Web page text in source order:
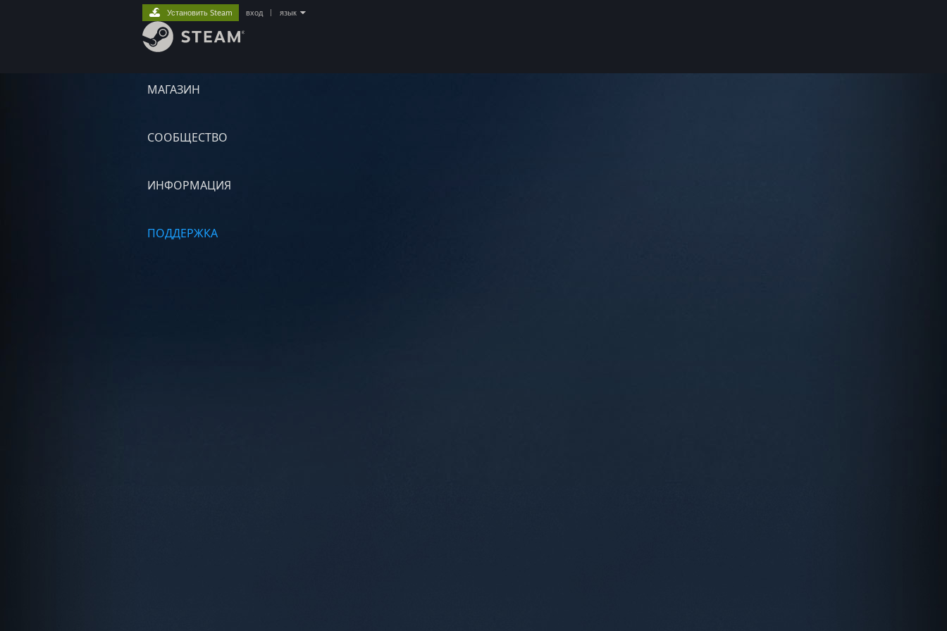
МАГАЗИН
СООБЩЕСТВО
ИНФОРМАЦИЯ
ПОДДЕРЖКА
Установить Steam вход язык